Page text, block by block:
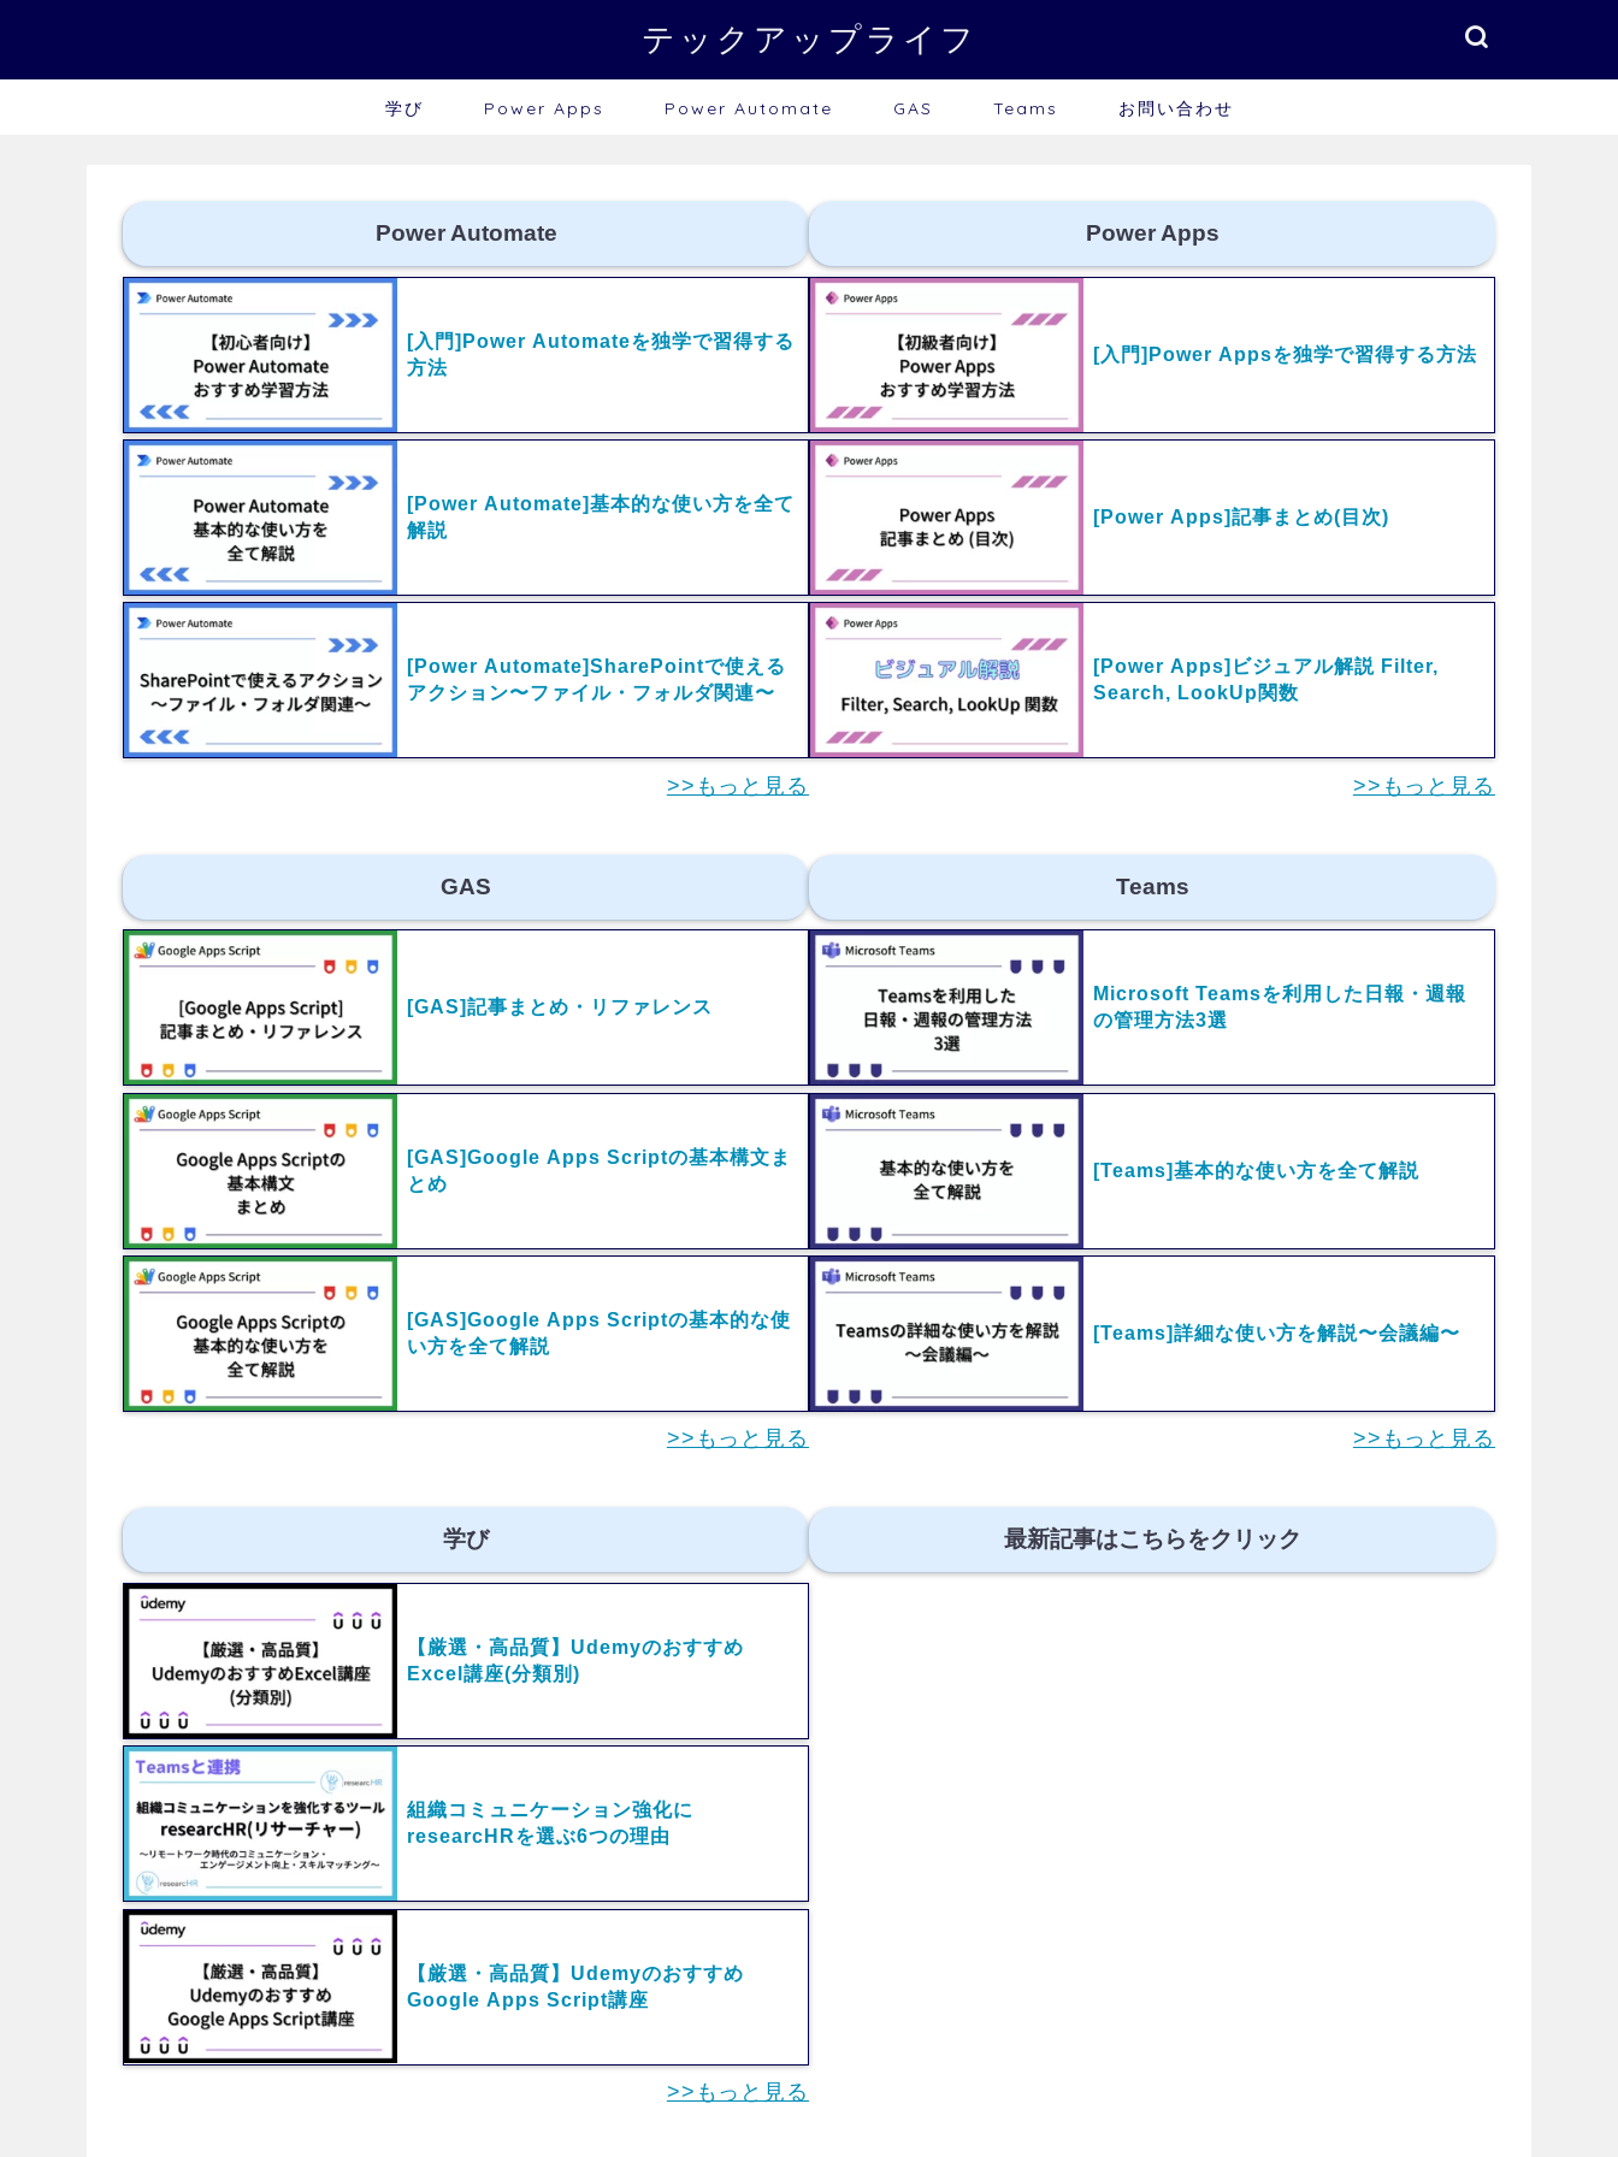
テックアップライフ
学び Power Apps Power Automate GAS Teams お問い合わせ
Power Automate
[入門]Power Automateを独学で習得する
方法
[Power Automate]基本的な使い方を全て
解説
[Power Automate]SharePointで使える
アクション〜ファイル・フォルダ関連〜
>>もっと見る
Power Apps
[入門]Power Appsを独学で習得する方法
[Power Apps]記事まとめ(目次)
[Power Apps]ビジュアル解説 Filter,
Search, LookUp関数
>>もっと見る
GAS
[GAS]記事まとめ・リファレンス
[GAS]Google Apps Scriptの基本構文ま
とめ
[GAS]Google Apps Scriptの基本的な使
い方を全て解説
>>もっと見る
Teams
Microsoft Teamsを利用した日報・週報
の管理方法3選
[Teams]基本的な使い方を全て解説
[Teams]詳細な使い方を解説〜会議編〜
>>もっと見る
学び
【厳選・高品質】Udemyのおすすめ
Excel講座(分類別)
組織コミュニケーション強化に
researcHRを選ぶ6つの理由
【厳選・高品質】Udemyのおすすめ
Google Apps Script講座
>>もっと見る
最新記事はこちらをクリック